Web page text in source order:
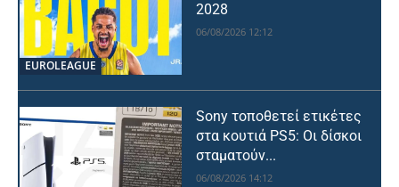
EUROLEAGUE
2028
06/08/2026 12:12
Sony τοποθετεί ετικέτες
στα κουτιά PS5: Οι δίσκοι
σταματούν...
06/08/2026 14:12